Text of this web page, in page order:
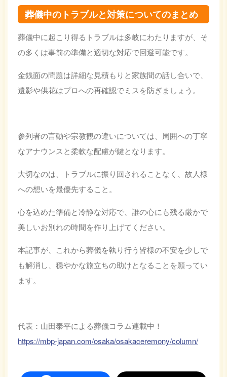
葬儀中のトラブルと対策についてのまとめ
葬儀中に起こり得るトラブルは多岐にわたりますが、そ
の多くは事前の準備と適切な対応で回避可能です。
金銭面の問題は詳細な見積もりと家族間の話し合いで、
遺影や供花はプロへの再確認でミスを防ぎましょう。
参列者の言動や宗教観の違いについては、周囲への丁寧
なアナウンスと柔軟な配慮が鍵となります。
大切なのは、トラブルに振り回されることなく、故人様
への想いを最優先すること。
心を込めた準備と冷静な対応で、誰の心にも残る厳かで
美しいお別れの時間を作り上げてください。
本記事が、これから葬儀を執り行う皆様の不安を少しで
も解消し、穏やかな旅立ちの助けとなることを願ってい
ます。
代表：山田泰平による葬儀コラム連載中！
https://mbp-japan.com/osaka/osakaceremony/column/